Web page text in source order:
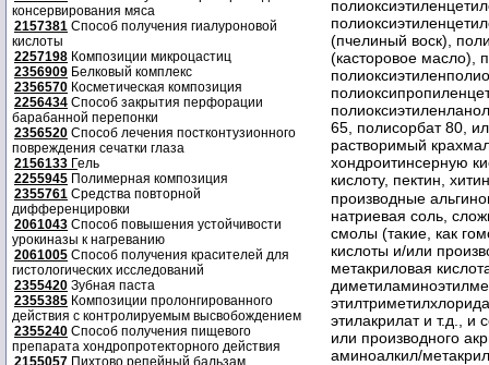
консервирования мяса
2157381 Способ получения гиалуроновой
кислоты
2257198 Композиции микроцастиц
2356909 Белковый комплекс
2356570 Косметическая композиция
2256434 Способ закрытия перфорации
барабанной перепонки
2356520 Способ лечения постконтузионного
повреждения сечатки глаза
2156133 Гель
2255945 Полимерная композиция
2355761 Средства повторной
дифференцировки
2061043 Способ повышения устойчивости
урокиназы к нагреванию
2061005 Способ получения красителей для
гистологических исследований
2355420 Зубная паста
2355385 Композиции пролонгированного
действия с контролируемым высвобождением
2355240 Способ получения пищевого
препарата хондропротекторного действия
2155057 Пихтово репейный бальзам
(пчелиный воск),
(касторовое масло),
65, полисорбат 80,
растворимый
хондроитинсерную
кислоту, пектин,
производные
натриевая соль,
смолы (такие, как
кислоты и/или
метакриловая
этилакрилат и т.д., и
или производного
аминоалкил/